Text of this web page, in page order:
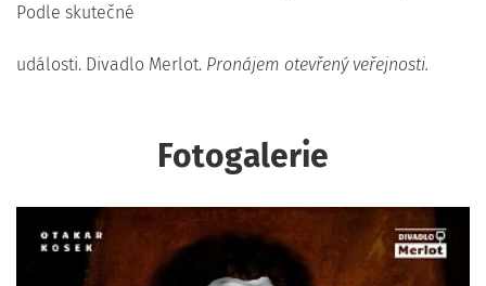
Podle skutečné
události. Divadlo Merlot. Pronájem otevřený veřejnosti.
Fotogalerie